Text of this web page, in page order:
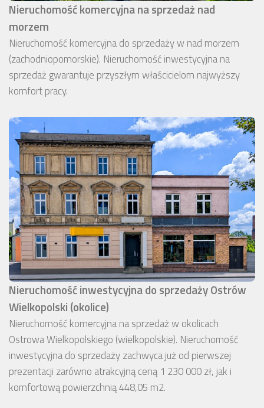
Nieruchomość komercyjna na sprzedaż nad
morzem
Nieruchomość komercyjna do sprzedaży w nad morzem
(zachodniopomorskie). Nieruchomość inwestycyjna na
sprzedaż gwarantuje przyszłym właścicielom najwyższy
komfort pracy.
Nieruchomość inwestycyjna do sprzedaży Ostrów
Wielkopolski (okolice)
Nieruchomość komercyjna na sprzedaż w okolicach
Ostrowa Wielkopolskiego (wielkopolskie). Nieruchomość
inwestycyjna do sprzedaży zachwyca już od pierwszej
prezentacji zarówno atrakcyjną ceną 1 230 000 zł, jak i
komfortową powierzchnią 448,05 m2.